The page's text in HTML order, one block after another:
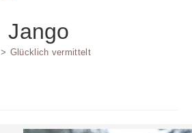
Jango
> Glücklich vermittelt